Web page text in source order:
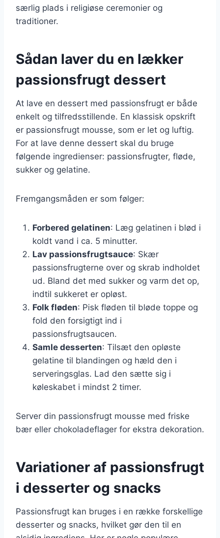
særlig plads i religiøse ceremonier og
traditioner.
Sådan laver du en lækker
passionsfrugt dessert
At lave en dessert med passionsfrugt er både
enkelt og tilfredsstillende. En klassisk opskrift
er passionsfrugt mousse, som er let og luftig.
For at lave denne dessert skal du bruge
følgende ingredienser: passionsfrugter, fløde,
sukker og gelatine.
Fremgangsmåden er som følger:
Forbered gelatinen: Læg gelatinen i blød i
koldt vand i ca. 5 minutter.
Lav passionsfrugtsauce: Skær
passionsfrugterne over og skrab indholdet
ud. Bland det med sukker og varm det op,
indtil sukkeret er opløst.
Folk fløden: Pisk fløden til bløde toppe og
fold den forsigtigt ind i
passionsfrugtsaucen.
Samle desserten: Tilsæt den opløste
gelatine til blandingen og hæld den i
serveringsglas. Lad den sætte sig i
køleskabet i mindst 2 timer.
Server din passionsfrugt mousse med friske
bær eller chokoladeflager for ekstra dekoration.
Variationer af passionsfrugt
i desserter og snacks
Passionsfrugt kan bruges i en række forskellige
desserter og snacks, hvilket gør den til en